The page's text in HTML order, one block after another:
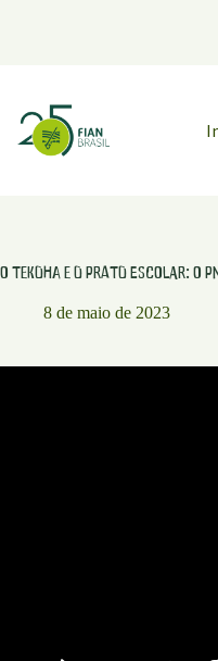
O Tekoha e o Prato Escolar: O
8 de maio de 2023